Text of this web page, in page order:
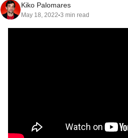
Kiko Palomares
May 18, 2022•3 min read